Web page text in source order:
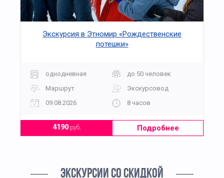
Экскурсия в Этномир «Рождественские
потешки»
однодневная
до 50 человек
Маршрут
Экскурсовод
09.08.2026
8 часов
4190руб. Подробнее
ЭКСКУРСИИ СО СКИДКОЙ